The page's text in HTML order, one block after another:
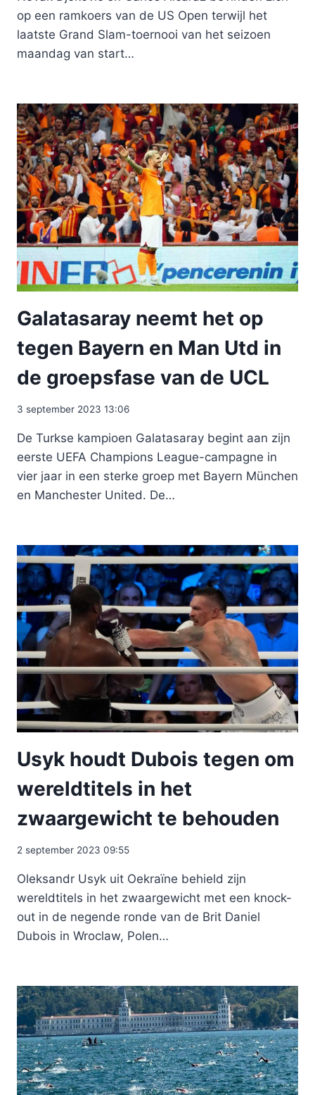
op een ramkoers van de US Open terwijl het
laatste Grand Slam-toernooi van het seizoen
maandag van start…
Galatasaray neemt het op
tegen Bayern en Man Utd in
de groepsfase van de UCL
3 september 2023 13:06
De Turkse kampioen Galatasaray begint aan zijn
eerste UEFA Champions League-campagne in
vier jaar in een sterke groep met Bayern München
en Manchester United. De…
Usyk houdt Dubois tegen om
wereldtitels in het
zwaargewicht te behouden
2 september 2023 09:55
Oleksandr Usyk uit Oekraïne behield zijn
wereldtitels in het zwaargewicht met een knock-
out in de negende ronde van de Brit Daniel
Dubois in Wroclaw, Polen…